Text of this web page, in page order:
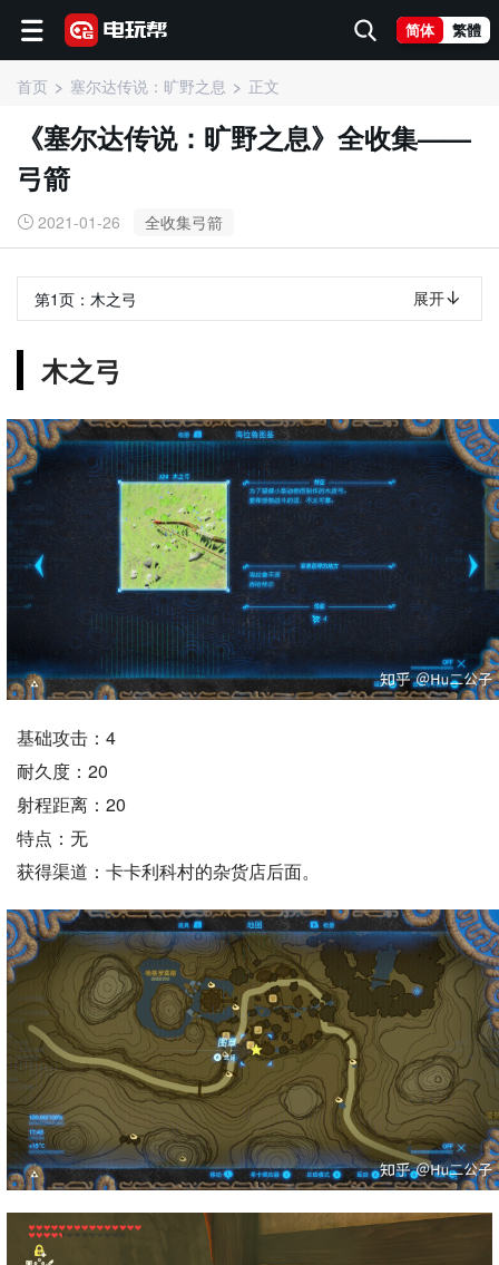
简体 繁體
首页 塞尔达传说：旷野之息 正文
《塞尔达传说：旷野之息》全收集——
弓箭
2021-01-26 全收集弓箭
第1页： 木之弓 展开
木之弓
基础攻击：4
耐久度：20
射程距离：20
特点：无
获得渠道：卡卡利科村的杂货店后面。